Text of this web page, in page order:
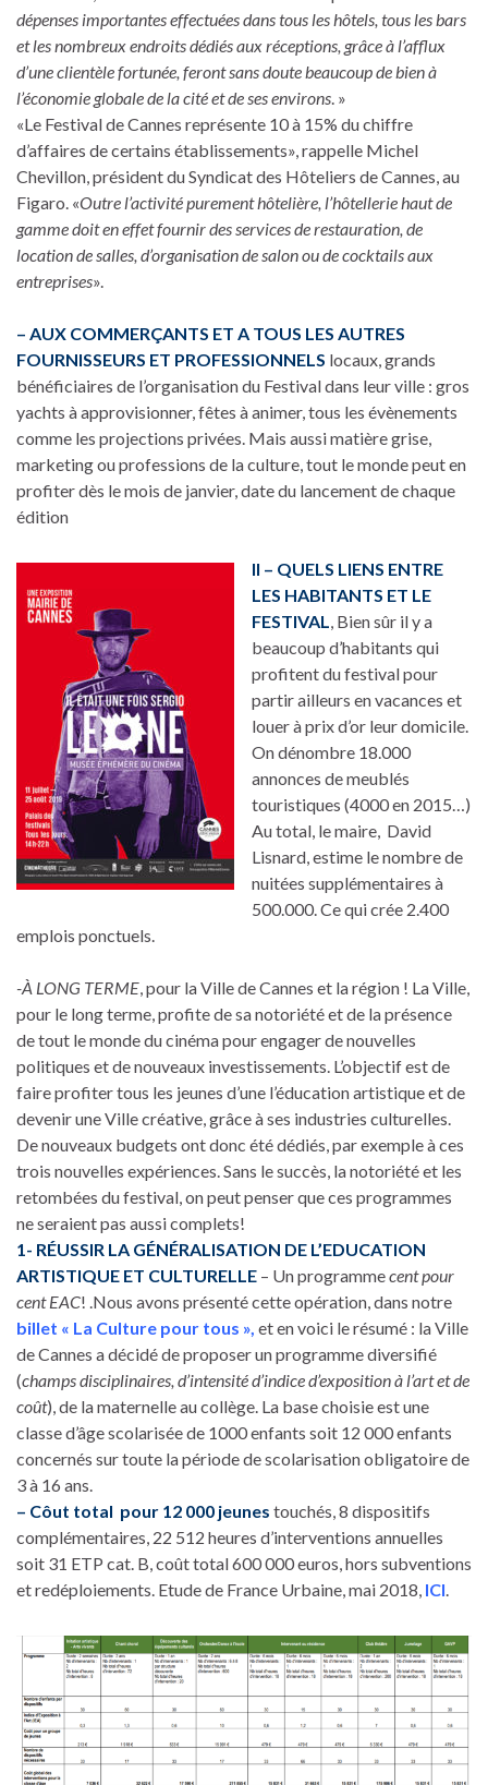
dépenses importantes effectuées dans tous les hôtels, tous les bars
et les nombreux endroits dédiés aux réceptions, grâce à l’afflux
d’une clientèle fortunée, feront sans doute beaucoup de bien à
l’économie globale de la cité et de ses environs. »
«Le Festival de Cannes représente 10 à 15% du chiffre
d’affaires de certains établissements», rappelle Michel
Chevillon, président du Syndicat des Hôteliers de Cannes, au
Figaro. «Outre l’activité purement hôtelière, l’hôtellerie haut de
gamme doit en effet fournir des services de restauration, de
location de salles, d’organisation de salon ou de cocktails aux
entreprises».
– AUX COMMERÇANTS ET A TOUS LES AUTRES
FOURNISSEURS ET PROFESSIONNELS locaux, grands
bénéficiaires de l’organisation du Festival dans leur ville : gros
yachts à approvisionner, fêtes à animer, tous les évènements
comme les projections privées. Mais aussi matière grise,
marketing ou professions de la culture, tout le monde peut en
profiter dès le mois de janvier, date du lancement de chaque
édition
II – QUELS LIENS ENTRE
LES HABITANTS ET LE
FESTIVAL, Bien sûr il y a
beaucoup d’habitants qui
profitent du festival pour
partir ailleurs en vacances et
louer à prix d’or leur domicile.
On dénombre 18.000
annonces de meublés
touristiques (4000 en 2015…)
Au total, le maire, David
Lisnard, estime le nombre de
nuitées supplémentaires à
500.000. Ce qui crée 2.400
emplois ponctuels.
-À LONG TERME, pour la Ville de Cannes et la région ! La Ville,
pour le long terme, profite de sa notoriété et de la présence
de tout le monde du cinéma pour engager de nouvelles
politiques et de nouveaux investissements. L’objectif est de
faire profiter tous les jeunes d’une l’éducation artistique et de
devenir une Ville créative, grâce à ses industries culturelles.
De nouveaux budgets ont donc été dédiés, par exemple à ces
trois nouvelles expériences. Sans le succès, la notoriété et les
retombées du festival, on peut penser que ces programmes
ne seraient pas aussi complets!
1- RÉUSSIR LA GÉNÉRALISATION DE L’EDUCATION
ARTISTIQUE ET CULTURELLE – Un programmecent pour
cent EAC! .Nous avons présenté cette opération, dans notre
billet « La Culture pour tous », et en voici le résumé : la Ville
de Cannes a décidé de proposer un programme diversifié
(champs disciplinaires, d’intensité d’indice d’exposition à l’art et de
coût), de la maternelle au collège. La base choisie est une
classe d’âge scolarisée de 1000 enfants soit 12 000 enfants
concernés sur toute la période de scolarisation obligatoire de
3 à 16 ans.
– Côut total pour 12 000 jeunes touchés, 8 dispositifs
complémentaires, 22 512 heures d’interventions annuelles
soit 31 ETP cat. B, coût total 600 000 euros, hors subventions
et redéploiements. Etude de France Urbaine, mai 2018, ICI.